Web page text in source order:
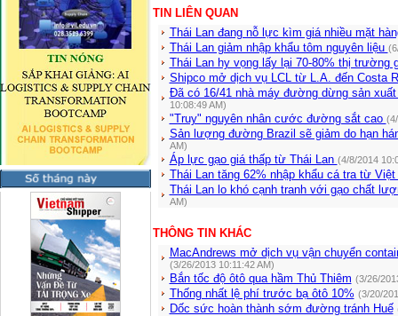
TIN LIÊN QUAN
Thái Lan đang nỗ lực kìm giá nhiều mặt
Thái Lan giảm nhập khẩu tôm nguyên liệu
Thái Lan hy vọng lấy lại 70-80% thị trường
Shipco mở dịch vụ LCL từ L.A. đến Costa
Đã có 16/41 nhà máy đường dừng sản
10:08:49 AM)
"Truy" nguyên nhân cước đường sắt cao
Sản lượng đường Brazil sẽ giảm do hạn
AM)
Áp lực gạo giá thấp từ Thái Lan (4/8/2014
Thái Lan tăng 62% nhập khẩu cá tra từ
Thái Lan lo khó cạnh tranh với gạo chất
AM)
THÔNG TIN KHÁC
MacAndrews mở dịch vụ vận chuyển
(3/26/2013 10:11:42 AM)
Bắn tốc độ ôtô qua hầm Thủ Thiêm (3/26/
Thống nhất lệ phí trước bạ ôtô 10% (3/20/
Dốc sức hoàn thành sớm đường tránh Huế